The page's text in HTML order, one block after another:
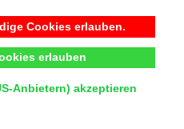
Cookies erlauben.
erlauben
Anbietern) akzeptieren